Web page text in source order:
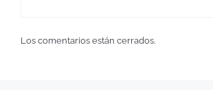
Los comentarios están cerrados.